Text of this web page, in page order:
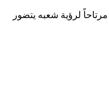
لرؤية شعبه يتضور